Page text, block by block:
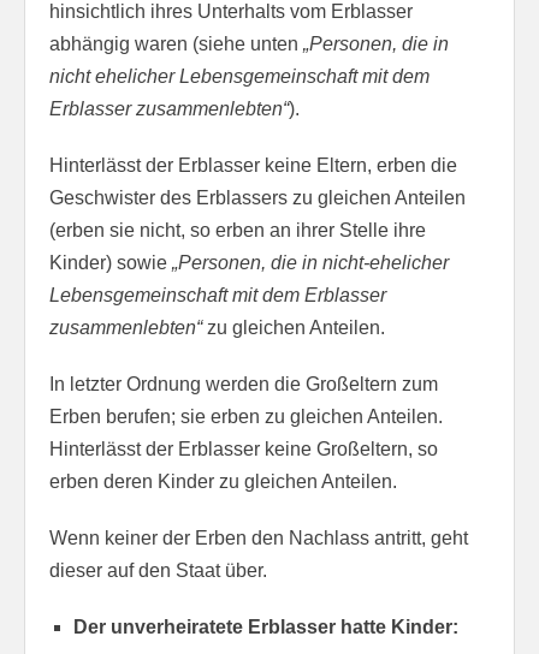
hinsichtlich ihres Unterhalts vom Erblasser
abhängig waren (siehe unten „Personen, die in
nicht ehelicher Lebensgemeinschaft mit dem
Erblasser zusammenlebten“).
Hinterlässt der Erblasser keine Eltern, erben die
Geschwister des Erblassers zu gleichen Anteilen
(erben sie nicht, so erben an ihrer Stelle ihre
Kinder) sowie „Personen, die in nicht-ehelicher
Lebensgemeinschaft mit dem Erblasser
zusammenlebten“zu gleichen Anteilen.
In letzter Ordnung werden die Großeltern zum
Erben berufen; sie erben zu gleichen Anteilen.
Hinterlässt der Erblasser keine Großeltern, so
erben deren Kinder zu gleichen Anteilen.
Wenn keiner der Erben den Nachlass antritt, geht
dieser auf den Staat über.
Der unverheiratete Erblasser hatte Kinder: